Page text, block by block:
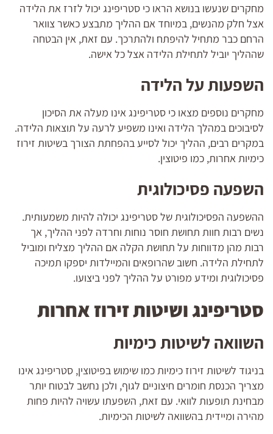
מחקרים שנעשו בנושא הראו כי סטריפינג יכול לזרז את הלידה
אצל חלק מהנשים, במיוחד אם ההליך מתבצע כאשר צוואר
הרחם כבר מתחיל להיפתח ולהתרכך. עם זאת, אין הבטחה
שההליך יוביל לתחילת הלידה אצל כל אישה.
השפעות על הלידה
מחקרים נוספים מצאו כי סטריפינג אינו מעלה את הסיכון
לסיבוכים במהלך הלידה ואינו משפיע לרעה על תוצאות הלידה.
במקרים רבים, ההליך יכול לסייע בהפחתת הצורך בשיטות זירוז
כימיות אחרות, כמו פיטוצין.
השפעה פסיכולוגית
ההשפעה הפסיכולוגית של סטריפינג יכולה להיות משמעותית.
נשים רבות חוות תחושת חוסר נוחות וחרדה לפני ההליך, אך
רבות מהן מדווחות על תחושת הקלה אם ההליך מצליח ומוביל
לתחילת הלידה. חשוב שהרופאים והמיילדות יספקו תמיכה
פסיכולוגית ומידע מפורט על ההליך לפני ביצועו.
סטריפינג ושיטות זירוז אחרות
השוואה לשיטות כימיות
בניגוד לשיטות זירוז כימיות כמו שימוש בפיטוצין, סטריפינג אינו
מצריך הכנסת חומרים חיצוניים לגוף, ולכן נחשב לבטוח יותר
מבחינת תופעות לוואי. עם זאת, השפעתו עשויה להיות פחות
מהירה ומיידית בהשוואה לשיטות הכימיות.